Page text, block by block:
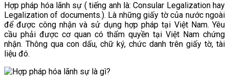
Hợp pháp hóa lãnh sự ( tiếng anh là: Consular Legalization hay
Legalization of documents.). Là những giấy tờ của nước ngoài
để được công nhận và sử dụng hợp pháp tại Việt Nam. Yêu
cầu phải được cơ quan có thẩm quyền tại Việt Nam chứng
nhận. Thông qua con dấu, chữ ký, chức danh trên giấy tờ, tài
liệu đó.